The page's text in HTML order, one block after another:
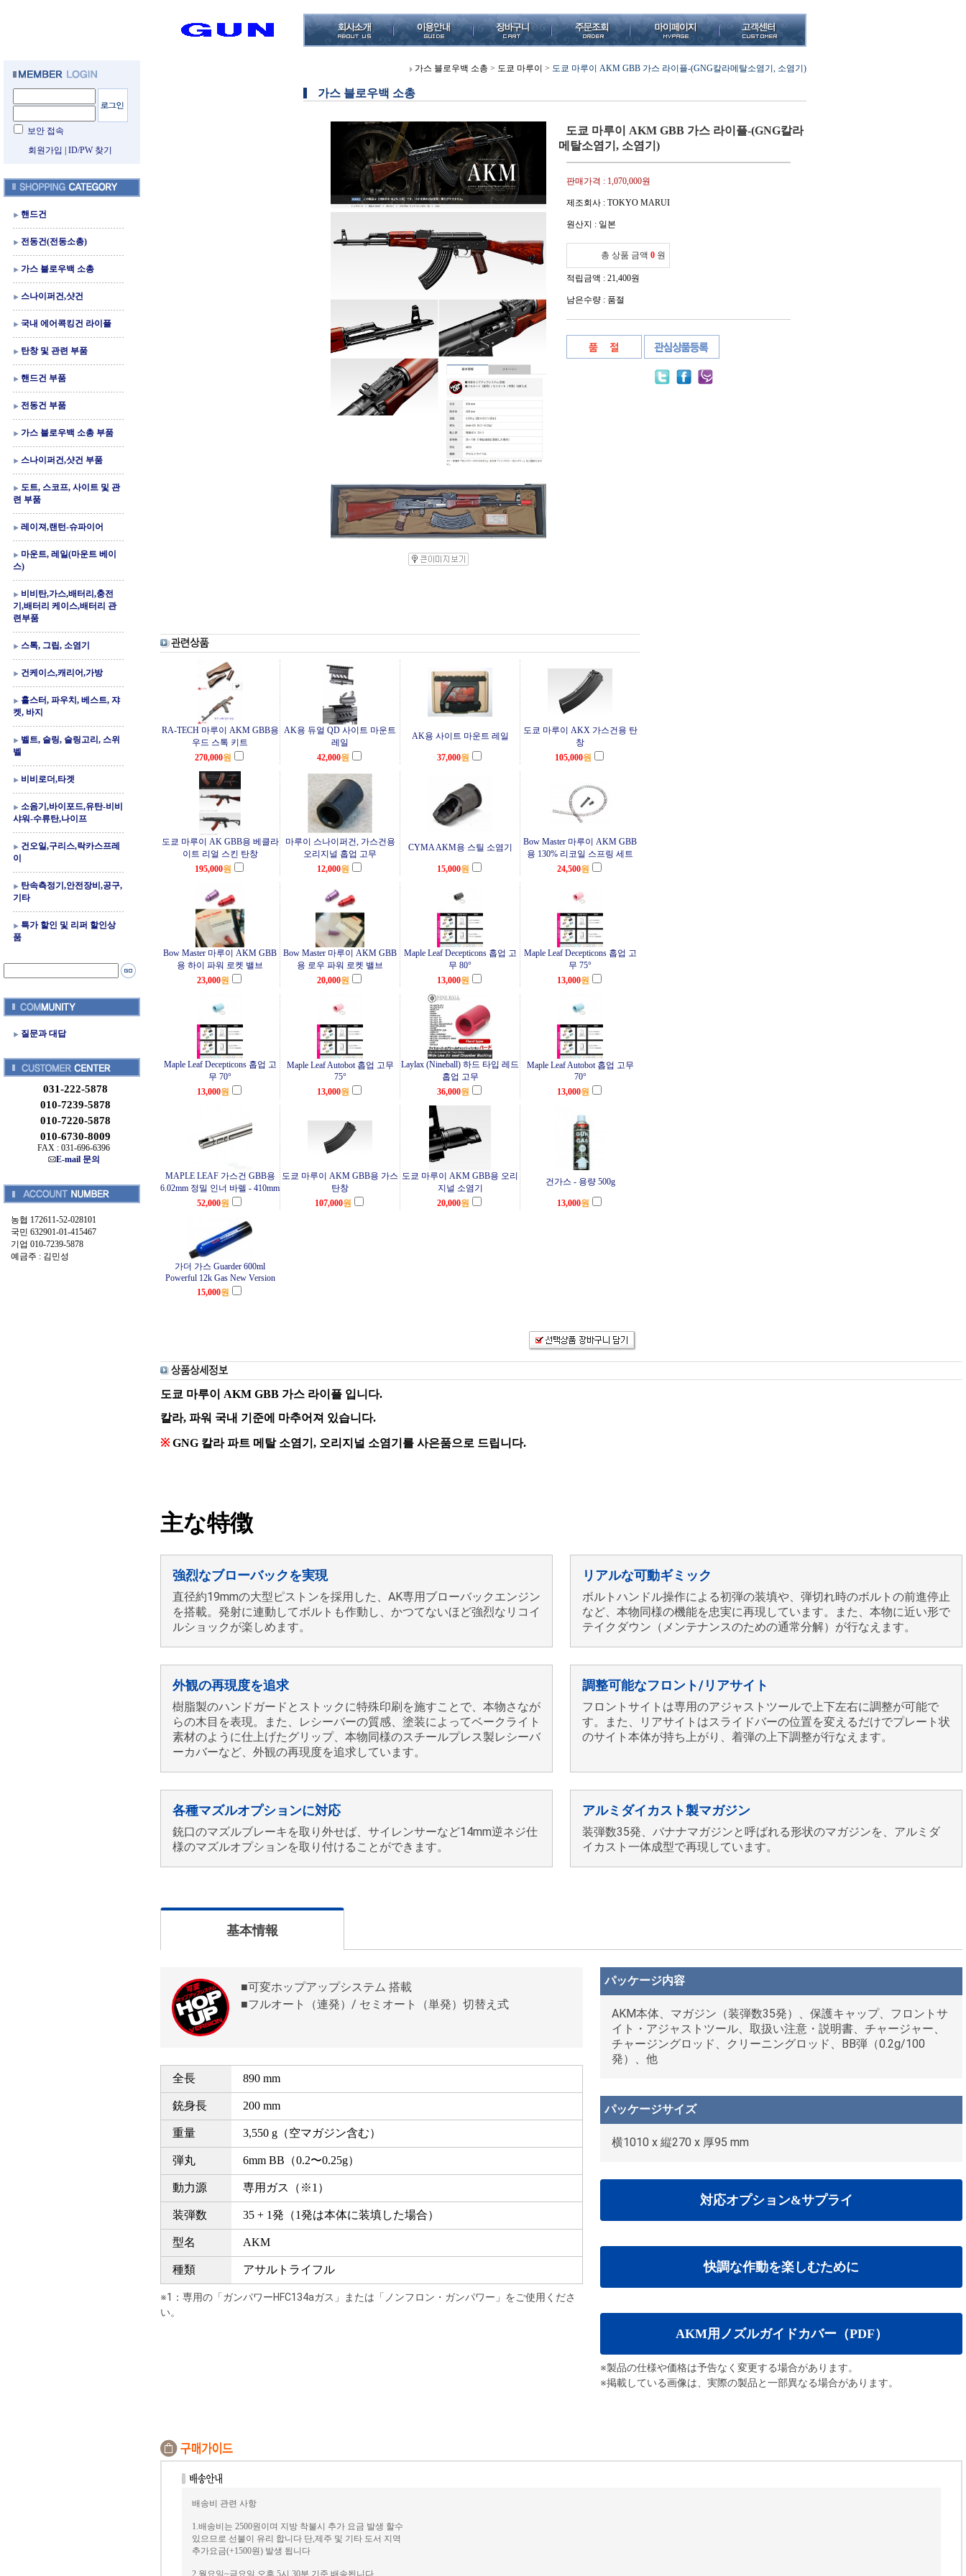
보안 접속
회원가입
ID/PW 찾기
핸드건
전동건(전동소총)
가스 블로우백 소총
스나이퍼건,샷건
국내 에어콕킹건 라이플
탄창 및 관련 부품
핸드건 부품
전동건 부품
가스 블로우백 소총 부품
스나이퍼건,샷건 부품
도트, 스코프, 사이트 및 관
련 부품
레이져,랜턴-슈파이어
마운트, 레일(마운트 베이
스)
비비탄,가스,배터리,충전
기,배터리 케이스,배터리 관
련부품
스톡, 그립, 소염기
건케이스,캐리어,가방
홀스터, 파우치, 베스트, 쟈
켓, 바지
벨트, 슬링, 슬링고리, 스위
벨
비비로더,타겟
소음기,바이포드,유탄-비비
샤워-수류탄,나이프
건오일,구리스,락카스프레
이
탄속측정기,안전장비,공구,
기타
특가 할인 및 리퍼 할인상
품
질문과 대답
031-222-5878
010-7239-5878
010-7220-5878
010-6730-8009
FAX : 031-696-6396
E-mail 문의
농협 172611-52-028101
국민 632901-01-415467
기업 010-7239-5878
예금주 : 김민성
가스 블로우백 소총 > 도쿄 마루이 > 도쿄 마루이 AKM GBB 가스 라이플-(GNG칼라메탈소염기, 소염기)
가스 블로우백 소총
도쿄 마루이 AKM GBB 가스 라이플-(GNG칼라
메탈소염기, 소염기)
판매가격 : 1,070,000원
제조회사 : TOKYO MARUI
원산지 : 일본
총 상품 금액 0 원
적립금액 : 21,400원
남은수량 : 품절
RA-TECH 마루이 AKM GBB용
우드 스톡 키트
AK용 듀얼 QD 사이트 마운트
레일
AK용 사이트 마운트 레일
도쿄 마루이 AKX 가스건용 탄
창
270,000원 42,000원 37,000원 105,000원
도쿄 마루이 AK GBB용 베클라
이트 리얼 스킨 탄창
마루이 스나이퍼건, 가스건용
오리지널 홉업 고무
CYMA AKM용 스틸 소염기
Bow Master 마루이 AKM GBB
용 130% 리코일 스프링 세트
195,000원 12,000원 15,000원 24,500원
Bow Master 마루이 AKM GBB
용 하이 파워 로켓 밸브
Bow Master 마루이 AKM GBB
용 로우 파워 로켓 밸브
Maple Leaf Decepticons 홉업 고
무 80°
Maple Leaf Decepticons 홉업 고
무 75°
23,000원 20,000원 13,000원 13,000원
Maple Leaf Decepticons 홉업 고
무 70°
Maple Leaf Autobot 홉업 고무
75°
Laylax (Nineball) 하드 타입 레드
홉업 고무
Maple Leaf Autobot 홉업 고무
70°
13,000원 13,000원 36,000원 13,000원
MAPLE LEAF 가스건 GBB용
6.02mm 정밀 인너 바렐 - 410mm
도쿄 마루이 AKM GBB용 가스
탄창
도쿄 마루이 AKM GBB용 오리
지널 소염기
건가스 - 용량 500g
52,000원 107,000원 20,000원 13,000원
가더 가스 Guarder 600ml
Powerful 12k Gas New Version
15,000원
도쿄 마루이 AKM GBB 가스 라이플 입니다.
칼라, 파워 국내 기준에 마추어져 있습니다.
※ GNG 칼라 파트 메탈 소염기, 오리지널 소염기를 사은품으로 드립니다.
主な特徴
強烈なブローバックを実現
直径約19mmの大型ピストンを採用した、AK専用ブローバックエンジン
を搭載。発射に連動してボルトも作動し、かつてないほど強烈なリコイ
ルショックが楽しめます。
リアルな可動ギミック
ボルトハンドル操作による初弾の装填や、弾切れ時のボルトの前進停止
など、本物同様の機能を忠実に再現しています。また、本物に近い形で
テイクダウン（メンテナンスのための通常分解）が行なえます。
外観の再現度を追求
樹脂製のハンドガードとストックに特殊印刷を施すことで、本物さなが
らの木目を表現。また、レシーバーの質感、塗装によってベークライト
素材のように仕上げたグリップ、本物同様のスチールプレス製レシーバ
ーカバーなど、外観の再現度を追求しています。
調整可能なフロント/リアサイト
フロントサイトは専用のアジャストツールで上下左右に調整が可能で
す。また、リアサイトはスライドバーの位置を変えるだけでプレート状
のサイト本体が持ち上がり、着弾の上下調整が行なえます。
各種マズルオプションに対応
銃口のマズルブレーキを取り外せば、サイレンサーなど14mm逆ネジ仕
様のマズルオプションを取り付けることができます。
アルミダイカスト製マガジン
装弾数35発、バナナマガジンと呼ばれる形状のマガジンを、アルミダ
イカスト一体成型で再現しています。
基本情報
■可変ホップアップシステム 搭載
■フルオート（連発）/ セミオート（単発）切替え式
全長 890 mm
銃身長 200 mm
重量 3,550 g（空マガジン含む）
弾丸 6mm BB（0.2〜0.25g）
動力源 専用ガス（※1）
装弾数 35 + 1発（1発は本体に装填した場合）
型名 AKM
種類 アサルトライフル
※1：専用の「ガンパワーHFC134aガス」または「ノンフロン・ガンパワー」をご使用くださ
い。
パッケージ内容
AKM本体、マガジン（装弾数35発）、保護キャップ、フロントサ
イト・アジャストツール、取扱い注意・説明書、チャージャー、
チャージングロッド、クリーニングロッド、BB弾（0.2g/100
発）、他
パッケージサイズ
横1010 x 縦270 x 厚95 mm
対応オプション&サプライ
快調な作動を楽しむために
AKM用ノズルガイドカバー（PDF）
※製品の仕様や価格は予告なく変更する場合があります。
※掲載している画像は、実際の製品と一部異なる場合があります。
배송비 관련 사항
1.배송비는 2500원이며 지방 착불시 추가 요금 발생 할수
있으므로 선불이 유리 합니다 단,제주 및 기타 도서 지역
추가요금(+1500원) 발생 됩니다
2.월요일~금요일 오후 5시 30분 기준 배송됩니다